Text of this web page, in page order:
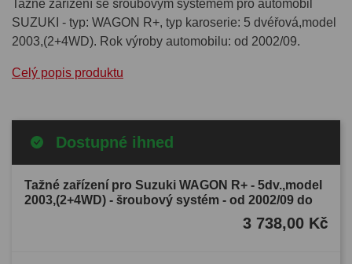
Tažné zařízení se šroubovým systémem pro automobil
SUZUKI - typ: WAGON R+, typ karoserie: 5 dvéřová,model
2003,(2+4WD). Rok výroby automobilu: od 2002/09.
Celý popis produktu
Dostupné ihned
Tažné zařízení pro Suzuki WAGON R+ - 5dv.,model
2003,(2+4WD) - šroubový systém - od 2002/09 do
3 738,00 Kč